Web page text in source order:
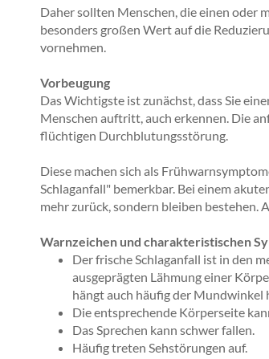
Daher sollten Menschen, die einen oder
besonders großen Wert auf die
vornehmen.
Vorbeugung
Das Wichtigste ist zunächst, dass Sie
Menschen auftritt, auch erkennen. Die
flüchtigen Durchblutungsstörung.
Diese machen sich als
Schlaganfall" bemerkbar. Bei einem
mehr zurück, sondern bleiben bestehen.
Warnzeichen und charakteristischen
Der frische Schlaganfall ist in den
ausgeprägten Lähmung einer
hängt auch häufig der Mundwinkel
Die entsprechende Körperseite
Das Sprechen kann schwer fallen.
Häufig treten Sehstörungen auf.